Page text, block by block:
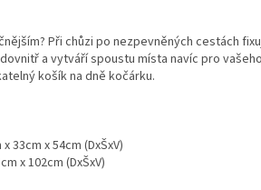
Při chůzi po nezpevněných cestách
a vytváří spoustu místa navíc pro vašeho
košík na dně kočárku.
x 54cm (DxŠxV)
x 102cm (DxŠxV)